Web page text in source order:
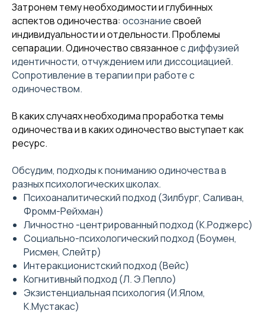
Затронем тему необходимости и глубинных
аспектов одиночества: осознаниесвоей
индивидуальности и отдельности. Проблемы
сепарации. Одиночество связанноес диффузией
идентичности, отчуждением или диссоциацией.
Сопротивление в терапии при работе с
одиночеством.
В каких случаях необходима проработка темы
одиночества и в каких одиночество выступает как
ресурс.
Обсудим, подходы к пониманию одиночества в
разных психологических школах.
Психоаналитический подход (Зилбург, Саливан,
Фромм-Рейхман)
Личностно -центрированный подход (К.Роджерс)
Социально-психологический подход (Боумен,
Рисмен, Слейтр)
Интеракционистский подход (Вейс)
Когнитивный подход (Л. Э.Пепло)
Экзистенциальная психология (И.Ялом,
К.Мустакас)